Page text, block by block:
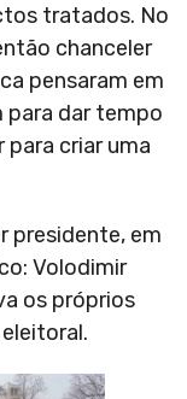
tratados. No
chanceler
pensaram em
para dar tempo
para criar uma
presidente, em
Volodimir
os próprios